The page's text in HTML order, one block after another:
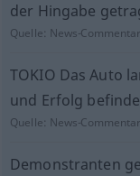
der Hingabe
Quelle: News-
TOKIO Das Auto
und Erfolg
Quelle: News-
Demonstranten